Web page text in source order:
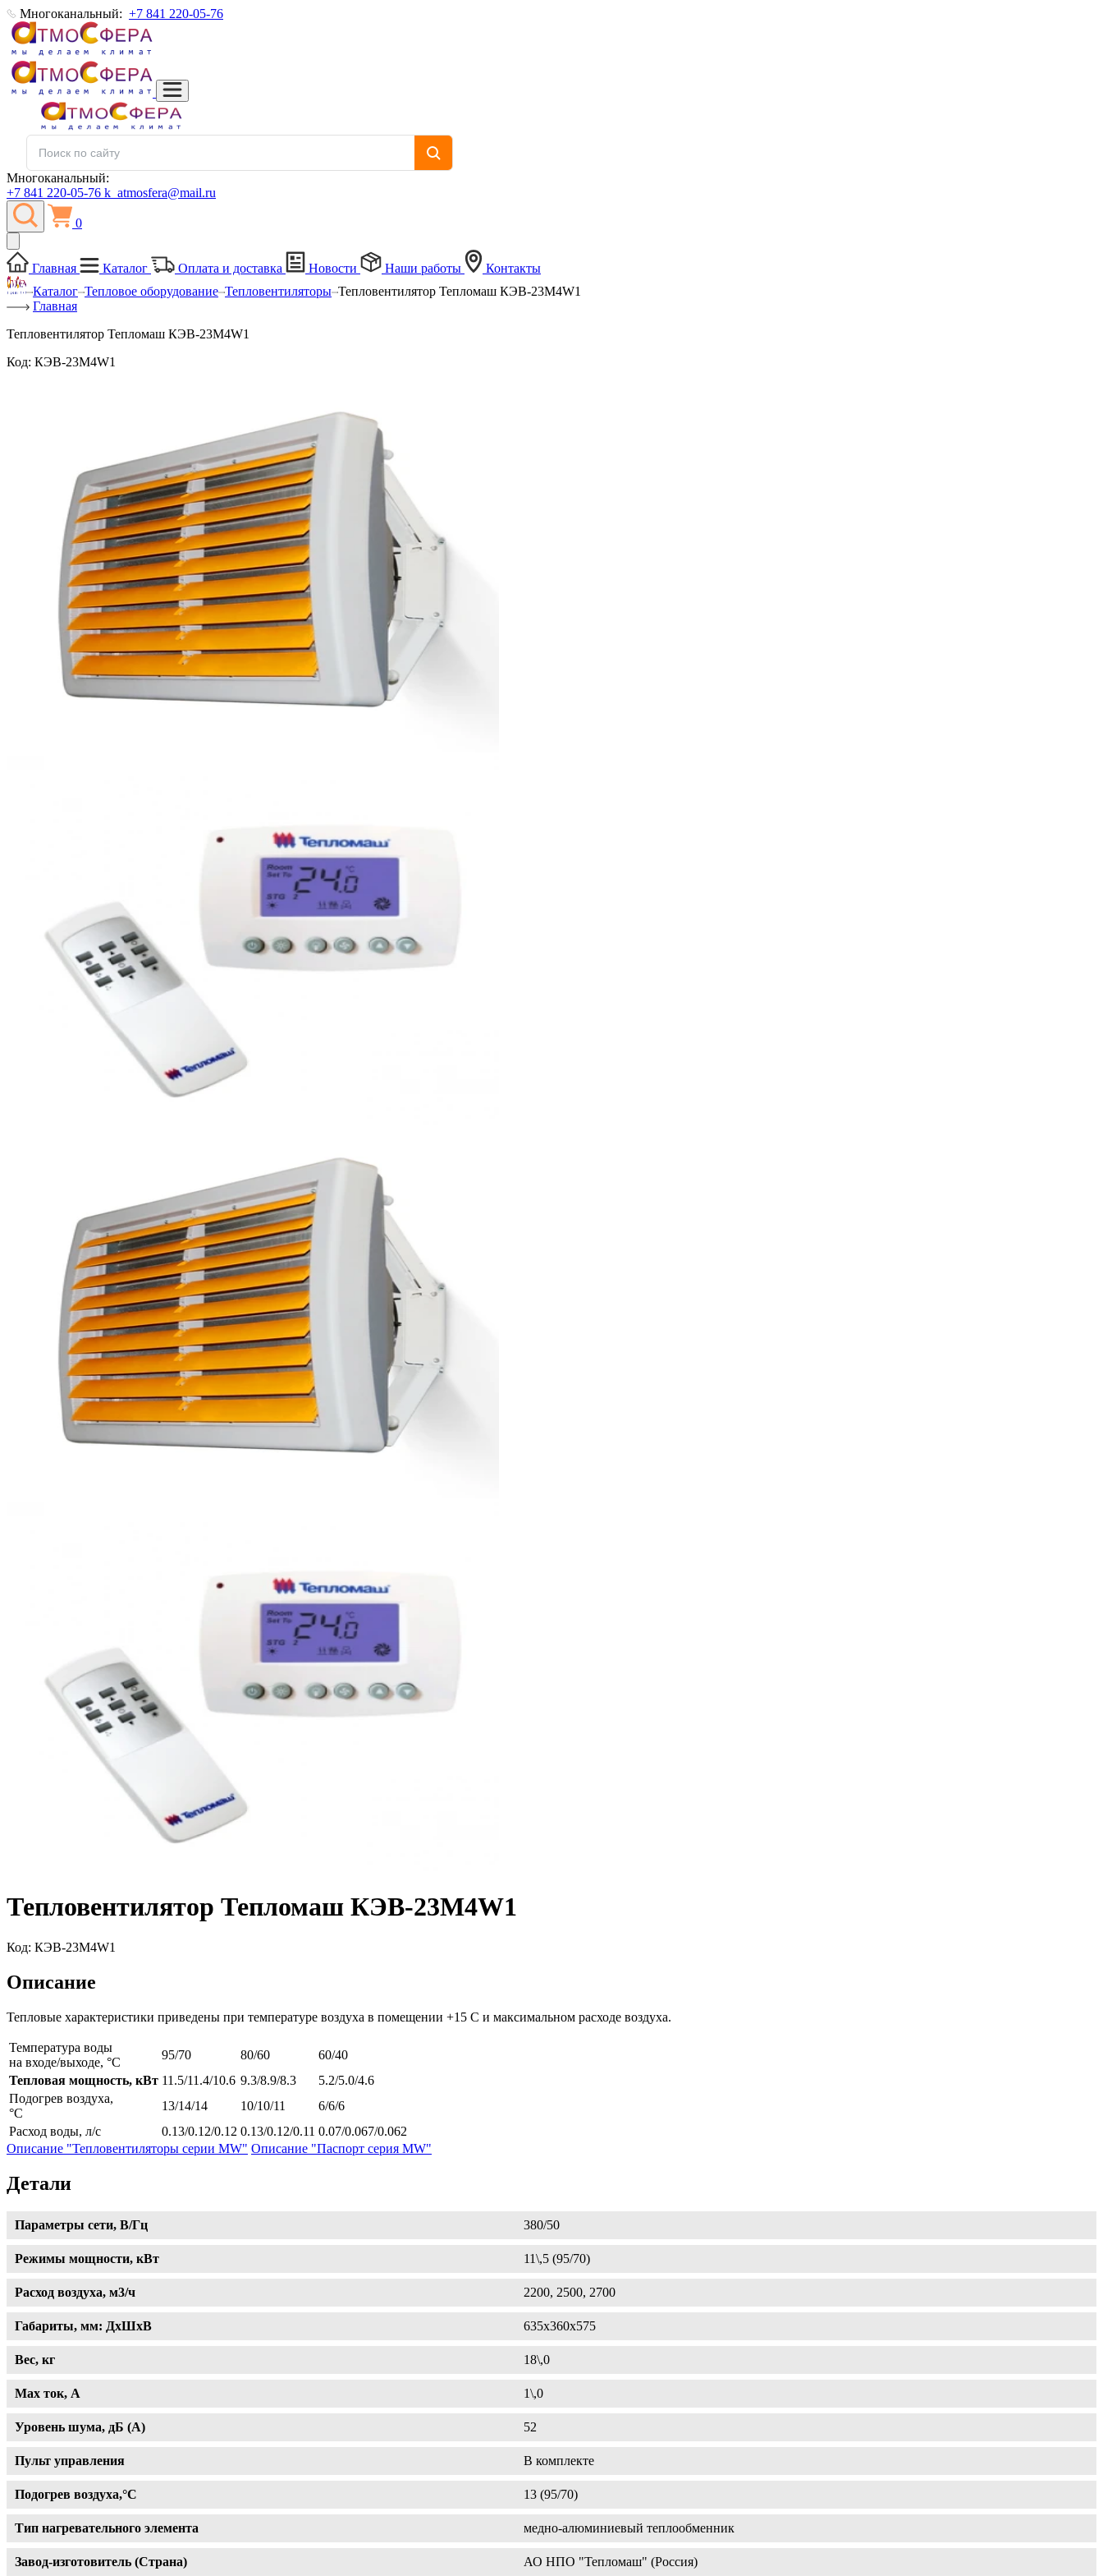
Многоканальный: +7 841 220-05-76
Многоканальный:
+7 841 220-05-76 k_atmosfera@mail.ru
0
Главная Каталог Оплата и доставка Новости Наши работы
Контакты
Каталог Тепловое оборудование Тепловентиляторы Тепловентилятор Тепломаш КЭВ-23M4W1
Главная
Тепловентилятор Тепломаш КЭВ-23M4W1
Код: КЭВ-23M4W1
Тепловентилятор Тепломаш КЭВ-23M4W1
Код: КЭВ-23M4W1
Описание
Тепловые характеристики приведены при температуре воздуха в помещении +15 С и максимальном расходе воздуха.
Температура воды
на входе/выходе, °С
95/70 80/60
60/40
Тепловая мощность, кВт 11.5/11.4/10.6 9.3/8.9/8.3
5.2/5.0/4.6
Подогрев воздуха,
°С
13/14/14 10/10/11
6/6/6
Расход воды, л/с
0.13/0.12/0.12 0.13/0.12/0.11 0.07/0.067/0.062
Описание "Тепловентиляторы серии MW" Описание "Паспорт серия MW"
Детали
Параметры сети, В/Гц 380/50
Режимы мощности, кВт 11\,5 (95/70)
Расход воздуха, м3/ч 2200, 2500, 2700
Габариты, мм: ДхШхВ 635х360х575
Вес, кг 18\,0
Max ток, A 1\,0
Уровень шума, дБ (А) 52
Пульт управления В комплекте
Подогрев воздуха,°С 13 (95/70)
Тип нагревательного элемента медно-алюминиевый теплообменник
Завод-изготовитель (Страна) АО НПО "Тепломаш" (Россия)